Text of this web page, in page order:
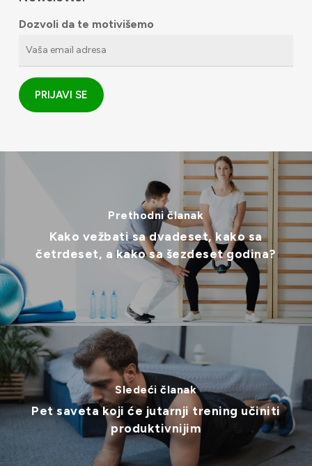
Dozvoli da te motivišemo
Prethodni članak
Kako vežbati sa dvadeset, kako sa
četrdeset, a kako sa šezdeset godina?
Sledeći članak
Pet saveta koji će jutarnji trening učiniti
produktivnijim